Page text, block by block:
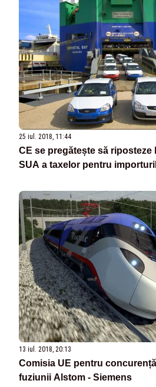
25 iul. 2018, 11:44
CE se pregătește să riposteze
SUA a taxelor pentru
13 iul. 2018, 20:13
Comisia UE pentru
fuziunii Alstom - Siemens